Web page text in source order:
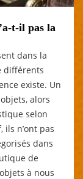
t-il pas la
dans la
différents
existe. Un
alors
selon
n’ont pas
dans
de
à nous